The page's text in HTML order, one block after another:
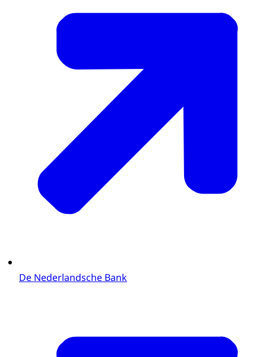
De Nederlandsche Bank